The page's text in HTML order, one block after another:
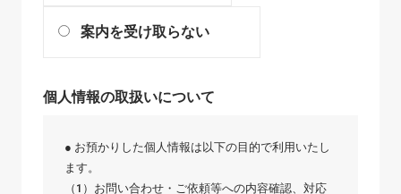
案内を受け取らない
個人情報の取扱いについて
● お預かりした個人情報は以下の目的で利用いたし
ます。
（1）お問い合わせ・ご依頼等への内容確認、対応